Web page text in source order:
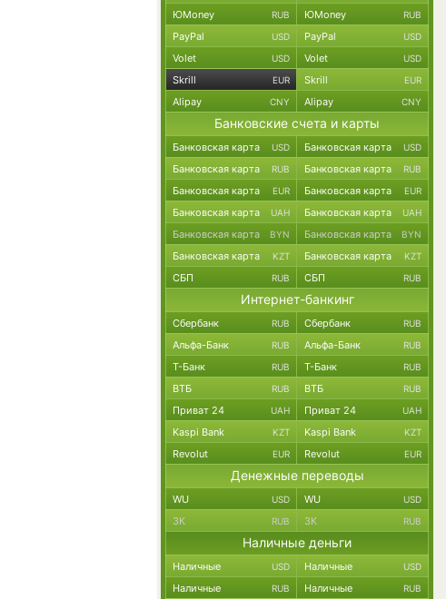
ЮMoney RUB ЮMoney RUB
PayPal USD PayPal USD
Volet USD Volet USD
Skrill EUR Skrill EUR
Alipay CNY Alipay CNY
Банковские счета и карты
Банковская карта USD Банковская карта USD
Банковская карта RUB Банковская карта RUB
Банковская карта EUR Банковская карта EUR
Банковская карта UAH Банковская карта UAH
Банковская карта BYN Банковская карта BYN
Банковская карта KZT Банковская карта KZT
СБП RUB СБП RUB
Интернет-банкинг
Сбербанк RUB Сбербанк RUB
Альфа-Банк RUB Альфа-Банк RUB
Т-Банк RUB Т-Банк RUB
ВТБ RUB ВТБ RUB
Приват 24 UAH Приват 24 UAH
Kaspi Bank KZT Kaspi Bank KZT
Revolut EUR Revolut EUR
Денежные переводы
WU USD WU USD
ЗК RUB ЗК RUB
Наличные деньги
Наличные USD Наличные USD
Наличные RUB Наличные RUB